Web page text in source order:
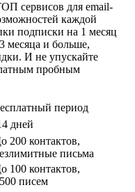
сервисов для email-
каждой
подписки на 1 месяц
месяца и больше,
И не упускайте
пробным
период
дней
200 контактов,
письма
100 контактов,
писем